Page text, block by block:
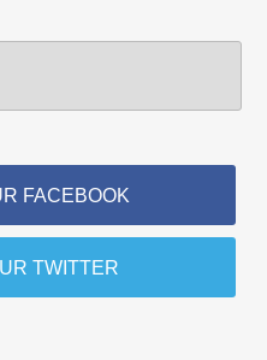
FACEBOOK
TWITTER